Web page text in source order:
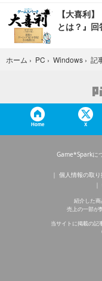
【大喜利
とは？』回
ホーム › PC › Windows › 記
Home X
Game*Sparkに
個人情報の取
紹介した商
売上の一部が
当サイトに掲載の記